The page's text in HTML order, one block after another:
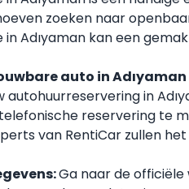
zoeken naar
Adıyaman kan een
auto in
autohuurreservering in
reservering te
van RentiCar zullen
Ga naar de